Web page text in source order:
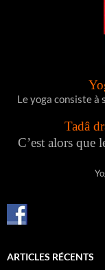
Le yoga consiste à
Tadâ
C’est alors que
ARTICLES RÉCENTS